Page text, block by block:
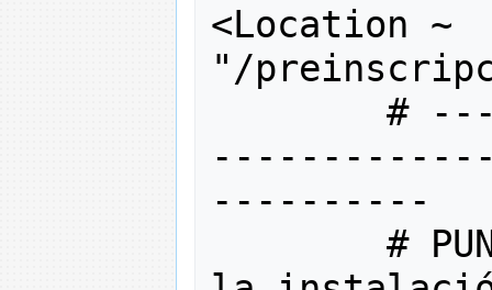
<
"/
#
----------
#